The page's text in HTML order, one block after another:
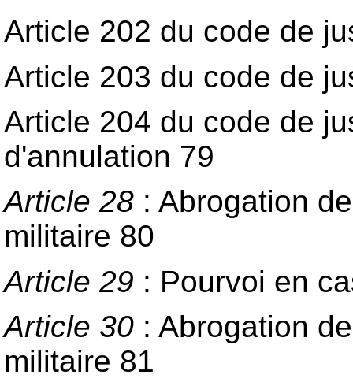
Article 202 du code de
Article 203 du code de
Article 204 du code de
d'annulation 79
Article 28 : Abrogation
militaire 80
Article 29 : Pourvoi en
Article 30 : Abrogation
militaire 81